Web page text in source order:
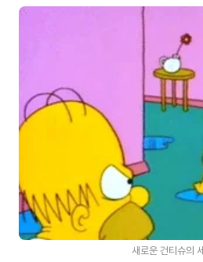
새로운 건티슈의